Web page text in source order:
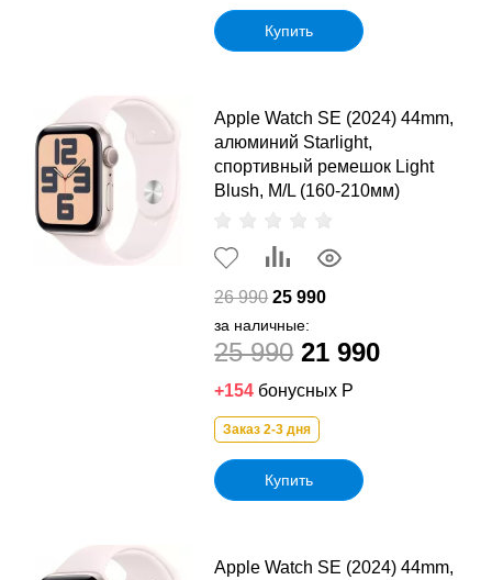
Купить
Apple Watch SE (2024) 44mm,
алюминий Starlight,
спортивный ремешок Light
Blush, M/L (160-210мм)
26 990 25 990
за наличные:
25 990 21 990
+154 бонусных Р
Заказ 2-3 дня
Купить
Apple Watch SE (2024) 44mm,